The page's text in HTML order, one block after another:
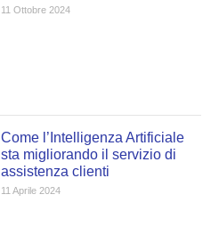
11 Ottobre 2024
Come l’Intelligenza Artificiale
sta migliorando il servizio di
assistenza clienti
11 Aprile 2024